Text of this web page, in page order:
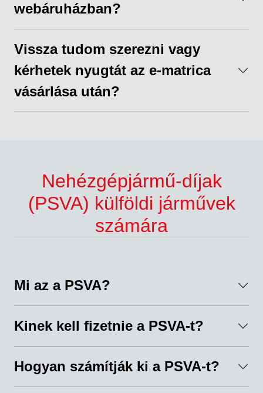
webáruházban?
Vissza tudom szerezni vagy
kérhetek nyugtát az e-matrica
vásárlása után?
Nehézgépjármű-díjak
(PSVA) külföldi járművek
számára
Mi az a PSVA?
Kinek kell fizetnie a PSVA-t?
Hogyan számítják ki a PSVA-t?